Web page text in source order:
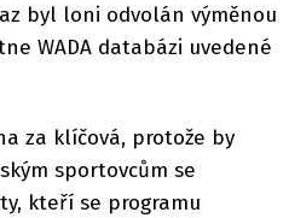
byl loni odvolán výměnou
WADA databázi uvedené
za klíčová, protože by
sportovcům se
kteří se programu